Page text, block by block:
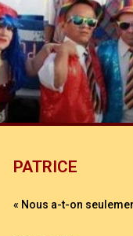
PATRICE
« Nous a-t-on